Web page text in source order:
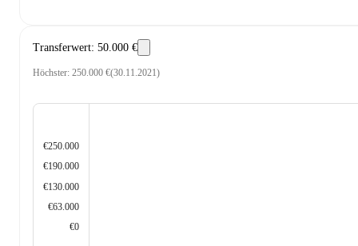
Transferwert: 50.000 €
Höchster: 250.000 €(30.11.2021)
€250.000
€190.000
€130.000
€63.000
€0